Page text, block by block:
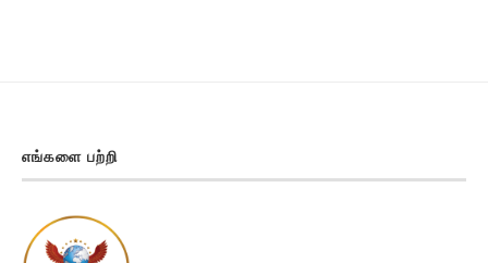
எங்களை பற்றி